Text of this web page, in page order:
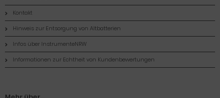
Kontakt
Hinweis zur Entsorgung von Altbatterien
Infos über InstrumenteNRW
Informationen zur Echtheit von Kundenbewertungen